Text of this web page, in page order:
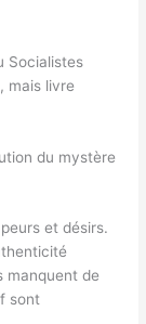
Socialistes
mais livre
du mystère
et désirs.
manquent de
sont